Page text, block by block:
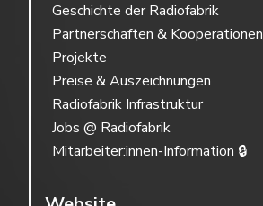
Geschichte der Radiofabrik
Partnerschaften & Kooperationen
Projekte
Preise & Auszeichnungen
Radiofabrik Infrastruktur
Jobs @ Radiofabrik
Mitarbeiter:innen-Information 🔒